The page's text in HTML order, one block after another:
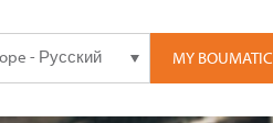
MY BOUMATIC
- Русский